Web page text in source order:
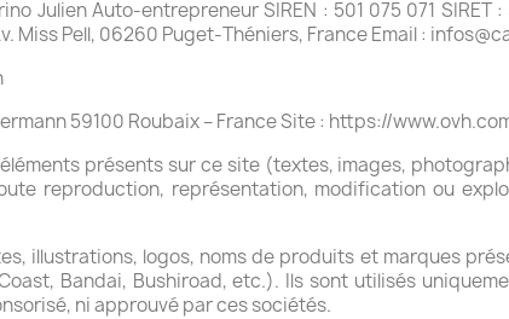
Julien Auto‑entrepreneur SIREN : 501 075 071
Miss Pell, 06260 Puget‑Théniers, France Email :
59100 Roubaix – France Site : https://
éléments présents sur ce site (textes, images,
reproduction, représentation, modification ou
illustrations, logos, noms de produits et marques
Bandai, Bushiroad, etc.). Ils sont utilisés
ni approuvé par ces sociétés.